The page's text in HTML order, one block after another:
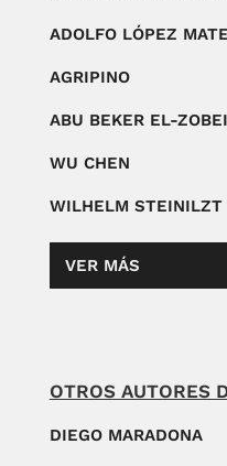
ADOLFO LÓPEZ
AGRIPINO
ABU BEKER EL-
WU CHEN
WILHELM STEINILZT
VER MÁS
OTROS AUTORES
DIEGO MARADONA